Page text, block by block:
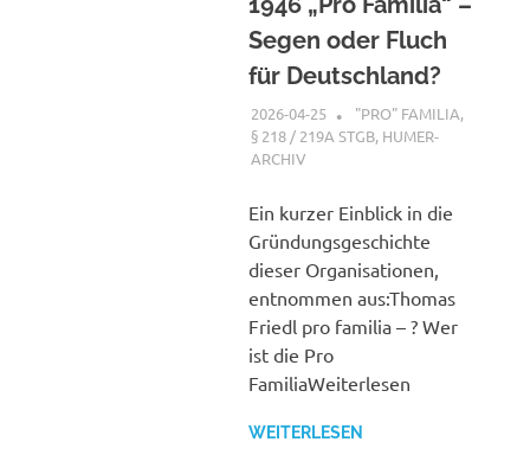
Segen oder Fluch
für Deutschland?
2026-04-25 XX
"PRO" FAMILIA,
§ 218 / 219A STGB, HUMER-
ARCHIV
Ein kurzer Einblick in die
Gründungsgeschichte
dieser Organisationen,
entnommen aus:Thomas
Friedl pro familia – ? Wer
ist die Pro
FamiliaWeiterlesen
WEITERLESEN